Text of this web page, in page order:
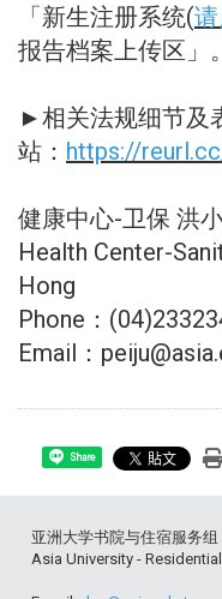
「新生注册系统(
报告档案上传区」。
►相关法规细节及
站： https://
健康中心-卫保 洪
Health Center-
Hong
Phone：
Email：
Share
亚洲大学书院与住宿服务组
Asia University -